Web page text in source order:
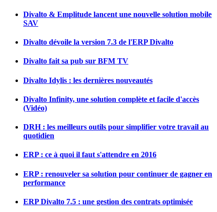
Divalto & Emplitude lancent une nouvelle solution mobile
SAV
Divalto dévoile la version 7.3 de l'ERP Divalto
Divalto fait sa pub sur BFM TV
Divalto Idylis : les dernières nouveautés
Divalto Infinity, une solution complète et facile d'accès
(Vidéo)
DRH : les meilleurs outils pour simplifier votre travail au
quotidien
ERP : ce à quoi il faut s'attendre en 2016
ERP : renouveler sa solution pour continuer de gagner en
performance
ERP Divalto 7.5 : une gestion des contrats optimisée